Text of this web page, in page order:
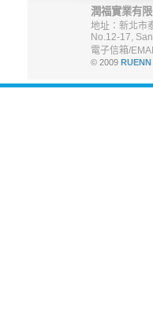
潤福實業有限
地址：新北市
No.12-17,
電子信箱/
© 2009